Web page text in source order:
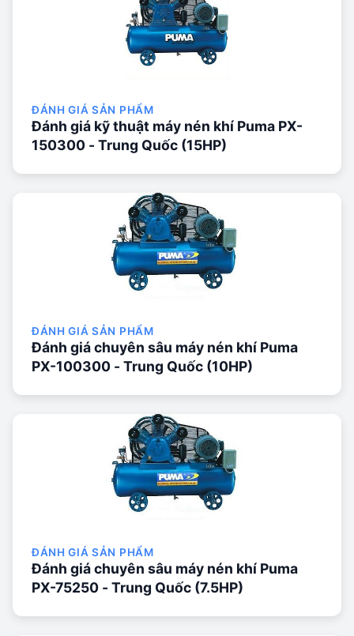
ĐÁNH GIÁ SẢN PHẨM
Đánh giá kỹ thuật máy nén khí Puma PX-
150300 - Trung Quốc (15HP)
ĐÁNH GIÁ SẢN PHẨM
Đánh giá chuyên sâu máy nén khí Puma
PX-100300 - Trung Quốc (10HP)
ĐÁNH GIÁ SẢN PHẨM
Đánh giá chuyên sâu máy nén khí Puma
PX-75250 - Trung Quốc (7.5HP)